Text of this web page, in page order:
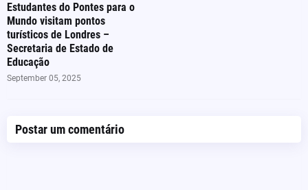
Estudantes do Pontes para o
Mundo visitam pontos
turísticos de Londres –
Secretaria de Estado de
Educação
September 05, 2025
Postar um comentário